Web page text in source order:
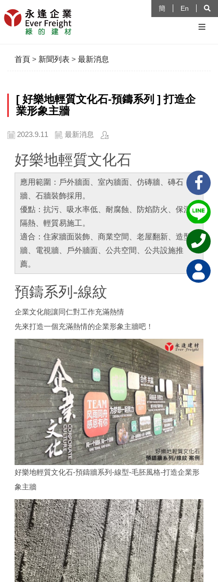
簡 En
首頁 > 新聞列表 > 最新消息
[ 好樂地輕質文化石-預鑄系列 ] 打造企
業形象主牆
2023.9.11 最新消息
好樂地輕質文化石
應用範圍：戶外牆面、室內牆面、仿磚牆、磚石
牆、石牆裝飾採用。
優點：抗污、吸水率低、耐腐蝕、防焰防火、保溫
隔熱、輕質易施工。
適合：住家牆面裝飾、商業空間、老屋翻新、造型
牆、電視牆、戶外牆面、公共空間、公共設施推
薦。
預鑄系列-線紋
企業文化能讓同仁對工作充滿熱情
先來打造一個充滿熱情的企業形象主牆吧！
好樂地輕質文化石-預鑄牆系列-線型-毛胚風格-打造企業形
象主牆